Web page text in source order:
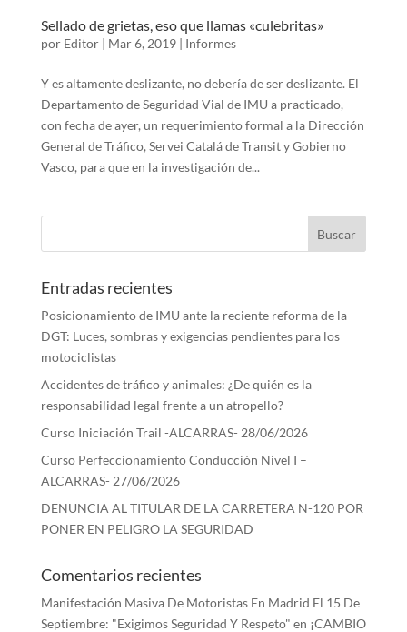
Sellado de grietas, eso que llamas «culebritas»
por Editor| Mar 6, 2019| Informes
Y es altamente deslizante, no debería de ser deslizante. El
Departamento de Seguridad Vial de IMU a practicado,
con fecha de ayer, un requerimiento formal a la Dirección
General de Tráfico, Servei Catalá de Transit y Gobierno
Vasco, para que en la investigación de...
Entradas recientes
Posicionamiento de IMU ante la reciente reforma de la
DGT: Luces, sombras y exigencias pendientes para los
motociclistas
Accidentes de tráfico y animales: ¿De quién es la
responsabilidad legal frente a un atropello?
Curso Iniciación Trail -ALCARRAS- 28/06/2026
Curso Perfeccionamiento Conducción Nivel I –
ALCARRAS- 27/06/2026
DENUNCIA AL TITULAR DE LA CARRETERA N-120 POR
PONER EN PELIGRO LA SEGURIDAD
Comentarios recientes
Manifestación Masiva De Motoristas En Madrid El 15 De
Septiembre: "Exigimos Seguridad Y Respeto" en ¡CAMBIO